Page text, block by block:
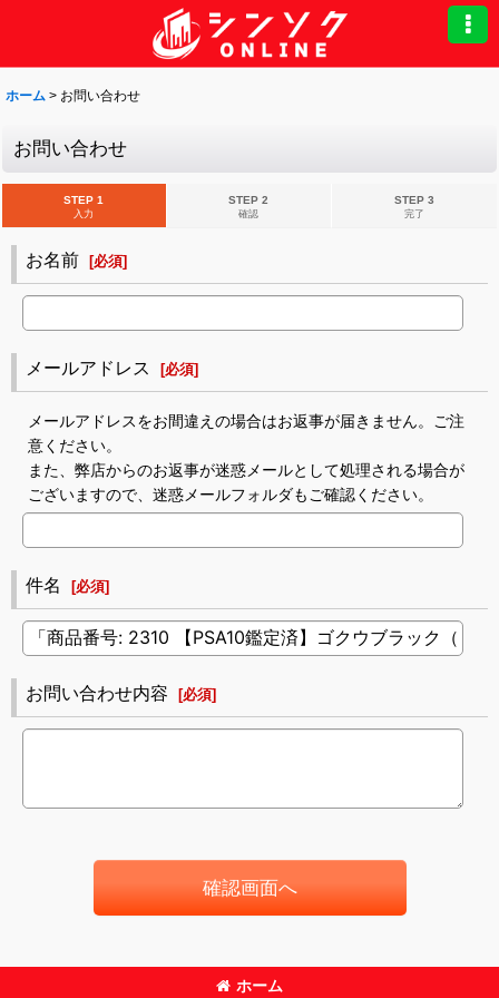
ホーム > お問い合わせ
お問い合わせ
STEP 1
入力
STEP 2
確認
STEP 3
完了
お名前 [必須]
メールアドレス [必須]
メールアドレスをお間違えの場合はお返事が届きません。ご注
意ください。
また、弊店からのお返事が迷惑メールとして処理される場合が
ございますので、迷惑メールフォルダもご確認ください。
件名 [必須]
お問い合わせ内容 [必須]
確認画面へ
ホーム